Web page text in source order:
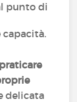
punto di
delicata